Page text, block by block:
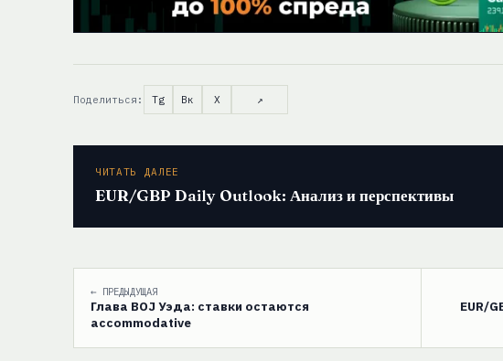
Поделиться: Tg Вк X ↗
ЧИТАТЬ ДАЛЕЕ
EUR/GBP Daily Outlook: Анализ и перспективы
← ПРЕДЫДУЩАЯ
Глава BOJ Уэда: ставки остаются
accommodative
EUR/